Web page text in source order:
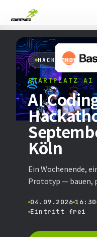
HACKATHON
STARTPLATZ AI
AI
Köln
Ein Wochenende,
Prototyp — bauen,
04.09.2026 16:30
Eintritt frei